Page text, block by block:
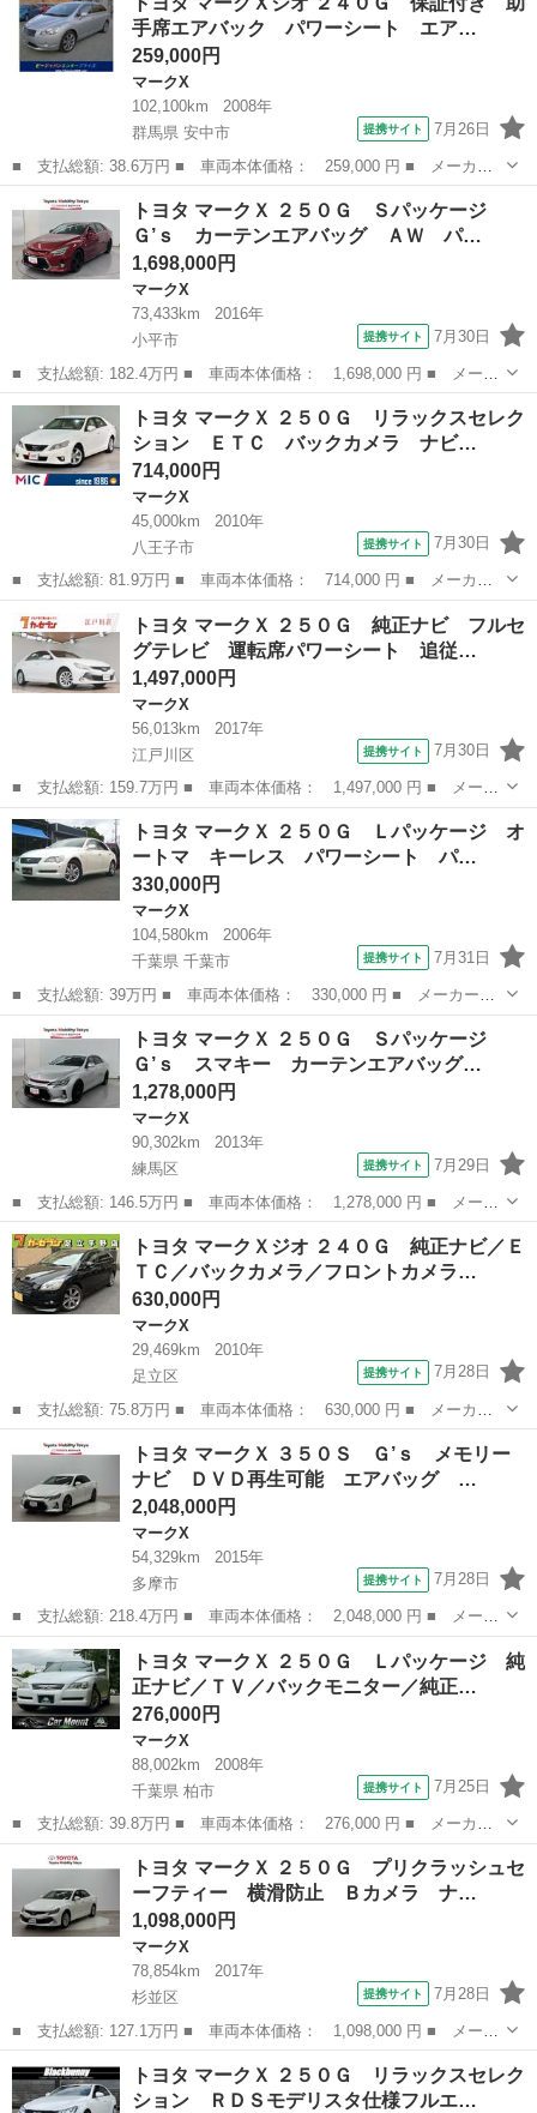
一台です。 近年では程度の良いノーマル車も少なくなってきておりま
す。 純正状態...
手席エアバック パワーシート エア…
259,000円
マークX
102,100km
2008年
群馬県 安中市
提携サイト 7月26日
■ 支払総額: 38.6万円 ■ 車両本体価格： 259,000 円 ■ メーカー
名： トヨタ ■ 車種名： マークＸジオ ■ グレード名： ２４０
Ｇ 保証付き 助手席エアバック パワーシート エアコン パワー
ウインドウ ...
群馬 安中市 マークX
トヨタ マークＸ ２５０Ｇ Ｓパッケージ
Ｇ’ｓ カーテンエアバッグ ＡＷ パ…
1,698,000円
マークX
73,433km
2016年
小平市
提携サイト 7月30日
■ 支払総額: 182.4万円 ■ 車両本体価格： 1,698,000 円 ■ メーカ
ー名： トヨタ ■ 車種名： マークＸ ■ グレード名： ２５０
Ｇ Ｓパッケージ Ｇ’ｓ カーテンエアバッグ ＡＷ パワーステア
リング ...
東京 小平市 マークX
トヨタ マークＸ ２５０Ｇ リラックスセレク
ション ＥＴＣ バックカメラ ナビ…
714,000円
マークX
45,000km
2010年
八王子市
提携サイト 7月30日
■ 支払総額: 81.9万円 ■ 車両本体価格： 714,000 円 ■ メーカー
名： トヨタ ■ 車種名： マークＸ ■ グレード名： ２５０Ｇ
リラックスセレクション ＥＴＣ バックカメラ ナビ ＴＶ アル
ミホイール ...
東京 八王子市 マークX
トヨタ マークＸ ２５０Ｇ 純正ナビ フルセ
グテレビ 運転席パワーシート 追従…
1,497,000円
マークX
56,013km
2017年
江戸川区
提携サイト 7月30日
■ 支払総額: 159.7万円 ■ 車両本体価格： 1,497,000 円 ■ メーカ
ー名： トヨタ ■ 車種名： マークＸ ■ グレード名： ２５０
Ｇ 純正ナビ フルセグテレビ 運転席パワーシート 追従式クルー
ズコントロ...
東京 江戸川区 マークX
トヨタ マークＸ ２５０Ｇ Ｌパッケージ オ
ートマ キーレス パワーシート パ…
330,000円
マークX
104,580km
2006年
千葉県 千葉市
提携サイト 7月31日
■ 支払総額: 39万円 ■ 車両本体価格： 330,000 円 ■ メーカー
名： トヨタ ■ 車種名： マークＸ ■ グレード名： ２５０Ｇ
Ｌパッケージ オートマ キーレス パワーシート パワーウィンド
ウ エアコン Ｗ...
千葉 千葉市 マークX
トヨタ マークＸ ２５０Ｇ Ｓパッケージ
Ｇ’ｓ スマキー カーテンエアバッグ…
1,278,000円
マークX
90,302km
2013年
練馬区
提携サイト 7月29日
■ 支払総額: 146.5万円 ■ 車両本体価格： 1,278,000 円 ■ メーカ
ー名： トヨタ ■ 車種名： マークＸ ■ グレード名： ２５０
Ｇ Ｓパッケージ Ｇ’ｓ スマキー カーテンエアバッグ ドライブ
レコーダ...
東京 練馬区 マークX
トヨタ マークＸジオ ２４０Ｇ 純正ナビ／Ｅ
ＴＣ／バックカメラ／フロントカメラ…
630,000円
マークX
29,469km
2010年
足立区
提携サイト 7月28日
■ 支払総額: 75.8万円 ■ 車両本体価格： 630,000 円 ■ メーカー
名： トヨタ ■ 車種名： マークＸジオ ■ グレード名： ２４０
Ｇ 純正ナビ／ＥＴＣ／バックカメラ／フロントカメラ／スマートキ
ー ■ 排気...
東京 足立区 マークX
トヨタ マークＸ ３５０Ｓ Ｇ’ｓ メモリー
ナビ ＤＶＤ再生可能 エアバッグ …
2,048,000円
マークX
54,329km
2015年
多摩市
提携サイト 7月28日
■ 支払総額: 218.4万円 ■ 車両本体価格： 2,048,000 円 ■ メーカ
ー名： トヨタ ■ 車種名： マークＸ ■ グレード名： ３５０
Ｓ Ｇ’ｓ メモリーナビ ＤＶＤ再生可能 エアバッグ キーレス
スマキー...
東京 多摩市 マークX
トヨタ マークＸ ２５０Ｇ Ｌパッケージ 純
正ナビ／ＴＶ／バックモニター／純正…
276,000円
マークX
88,002km
2008年
千葉県 柏市
提携サイト 7月25日
■ 支払総額: 39.8万円 ■ 車両本体価格： 276,000 円 ■ メーカー
名： トヨタ ■ 車種名： マークＸ ■ グレード名： ２５０Ｇ
Ｌパッケージ 純正ナビ／ＴＶ／バックモニター／純正アルミホイー
ル／ＥＴＣ ...
千葉 マークX
トヨタ マークＸ ２５０Ｇ プリクラッシュセ
ーフティー 横滑防止 Ｂカメラ ナ…
1,098,000円
マークX
78,854km
2017年
杉並区
提携サイト 7月28日
■ 支払総額: 127.1万円 ■ 車両本体価格： 1,098,000 円 ■ メーカ
ー名： トヨタ ■ 車種名： マークＸ ■ グレード名： ２５０
Ｇ プリクラッシュセーフティー 横滑防止 Ｂカメラ ナビ＆Ｔ
Ｖ 盗難防止...
東京 杉並区 マークX
トヨタ マークＸ ２５０Ｇ リラックスセレク
ション ＲＤＳモデリスタ仕様フルエ…